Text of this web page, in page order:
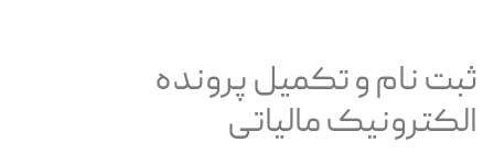
ثبت نام و تکمیل پرونده
الکترونیک مالیاتی